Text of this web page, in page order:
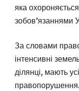
яка
зобов’язаннями
За словами
інтенсивні
ділянці, мають
правопорушення.